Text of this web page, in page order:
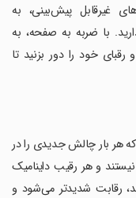
غیرقابل پیش‌بینی، به
با ضربه به صفحه، به
خود را دور بزنید تا
هر بار چالش جدیدی را در
و هر رقیب داینامیک
رقابت شدیدتر می‌شود و